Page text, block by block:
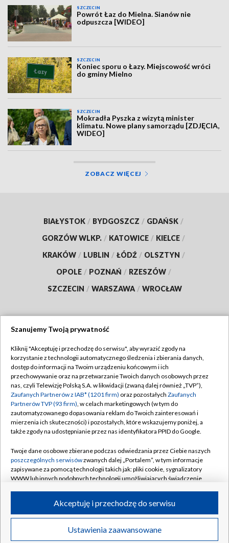
SZCZECIN
Powrót Łaz do Mielna. Sianów nie
odpuszcza [WIDEO]
SZCZECIN
Koniec sporu o Łazy. Miejscowość wróci
do gminy Mielno
SZCZECIN
Mokradła Pyszka z wizytą minister
klimatu. Nowe plany samorządu [ZDJĘCIA,
WIDEO]
ZOBACZ WIĘCEJ
BIAŁYSTOK / BYDGOSZCZ / GDAŃSK /
GORZÓW WLKP. / KATOWICE / KIELCE /
KRAKÓW / LUBLIN / ŁÓDŹ / OLSZTYN /
OPOLE / POZNAŃ / RZESZÓW /
SZCZECIN / WARSZAWA / WROCŁAW
TVP
Abonament TVP
Emisja w TVP
Centrum informacji TVP
Naziemna Telewizja Cyfrowa
Rada Programowa
System NOS
Informacje o nadawcy
Program dla prasy
Ogłoszenie przetargowe
Regulamin TVP
Polityka prywatności
Moje zgody
Pomoc
Kontakt
Kanały
©2026 Telewizja Polska S.A. w likwidacji
Szanujemy Twoją prywatność
Kliknij "Akceptuję i przechodzę do serwisu", aby wyrazić zgody na
korzystanie z technologii automatycznego śledzenia i zbierania danych,
dostęp do informacji na Twoim urządzeniu końcowym i ich
przechowywanie oraz na przetwarzanie Twoich danych osobowych przez
nas, czyli Telewizję Polską S.A. w likwidacji (zwaną dalej również „TVP”),
Zaufanych Partnerów z IAB* (1201 firm) oraz pozostałych Zaufanych
Partnerów TVP (93 firm), w celach marketingowych (w tym do
zautomatyzowanego dopasowania reklam do Twoich zainteresowań i
mierzenia ich skuteczności) i pozostałych, które wskazujemy poniżej, a
także zgody na udostępnianie przez nas identyfikatora PPID do Google.
Twoje dane osobowe zbierane podczas odwiedzania przez Ciebie naszych
poszczególnych serwisówzwanych dalej „Portalem”, w tym informacje
zapisywane za pomocą technologii takich jak: pliki cookie, sygnalizatory
WWW lub innych podobnych technologii umożliwiających świadczenie
ruchu w Internecie.
Twoje dane osobowe zbierane podczas odwiedzania przez Ciebie
poszczególnych serwisówna Portalu, takie jak adresy IP, identyfikatory
Ustawienia zaawansowane
Akceptuję i przechodzę do serwisu